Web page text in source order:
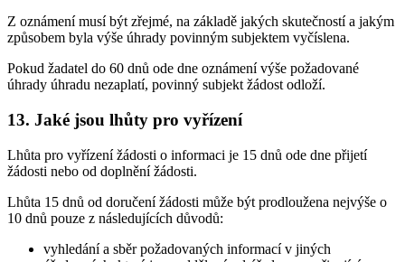
Z oznámení musí být zřejmé, na základě jakých skutečností a jakým
způsobem byla výše úhrady povinným subjektem vyčíslena.
Pokud žadatel do 60 dnů ode dne oznámení výše požadované
úhrady úhradu nezaplatí, povinný subjekt žádost odloží.
13. Jaké jsou lhůty pro vyřízení
Lhůta pro vyřízení žádosti o informaci je 15 dnů ode dne přijetí
žádosti nebo od doplnění žádosti.
Lhůta 15 dnů od doručení žádosti může být prodloužena nejvýše o
10 dnů pouze z následujících důvodů:
vyhledání a sběr požadovaných informací v jiných